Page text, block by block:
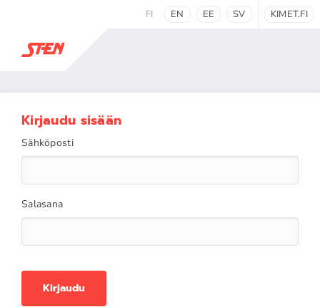
FI EN EE SV KIMET.FI
Kirjaudu sisään
Sähköposti
Salasana
Kirjaudu